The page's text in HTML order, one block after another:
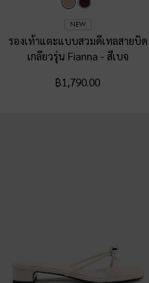
NEW
รองเท้าแตะแบบสวมดีเทลสายบิด
เกลียวรุ่น Fianna - สีเบจ
฿1,790.00